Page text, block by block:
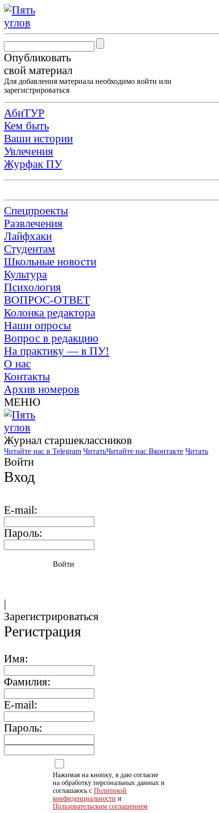
Опубликовать
свой материал
Для добавления материала необходимо войти или
зарегистрироваться
АбиТУР
Кем быть
Ваши истории
Увлечения
Журфак ПУ
Спецпроекты
Развлечения
Лайфхаки
Студентам
Школьные новости
Культура
Психология
ВОПРОС-ОТВЕТ
Колонка редактора
Наши опросы
Вопрос в редакцию
На практику — в ПУ!
О нас
Контакты
Архив номеров
МЕНЮ
Журнал старшекласcников
Читайте нас в Telegram ЧитатьЧитайте нас Вконтакте Читать
Войти
Вход
E-mail:
Пароль:
Войти
|
Зарегистрироваться
Регистрация
Имя:
Фамилия:
E-mail:
Пароль:
Нажимая на кнопку, я даю согласие
на обработку персональных данных и
соглашаюсь с Политикой
конфиденциальности и
Пользовательским соглашением